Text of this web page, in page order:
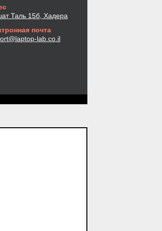
Таль 15б, Хадера
почта
lab.co.il